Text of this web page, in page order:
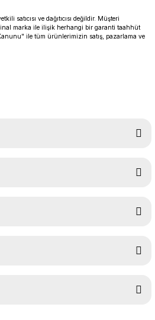
satıcısı ve dağıtıcısı değildir. Müşteri
marka ile ilişik herhangi bir garanti taahhüt
ile tüm ürünlerimizin satış, pazarlama ve
noktaları öneri formunu kullanarak